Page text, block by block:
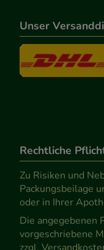
Unser
Rechtliche
Zu Risiken und
Packungsbeilage
oder in Ihrer
Die angegebenen
vorgeschriebene